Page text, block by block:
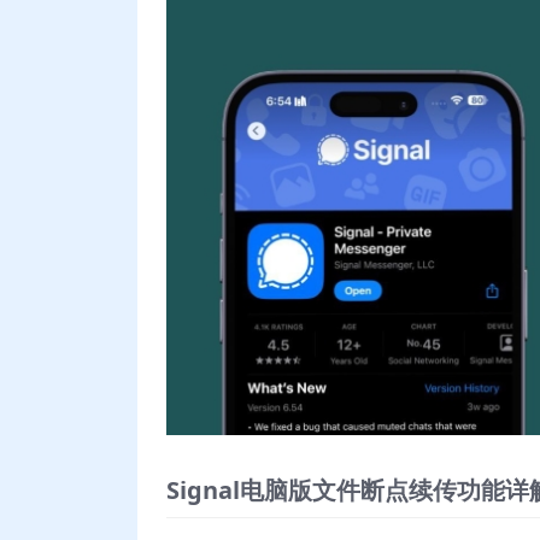
Signal电脑版文件断点续传功能详